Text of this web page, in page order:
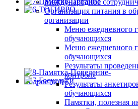
Международное
Организация питания в
организации
Меню ежедневного
обучающихся
Меню ежедневного
обучающихся
Результаты
контроля
Результаты
обучающихся
Памятки, полезная